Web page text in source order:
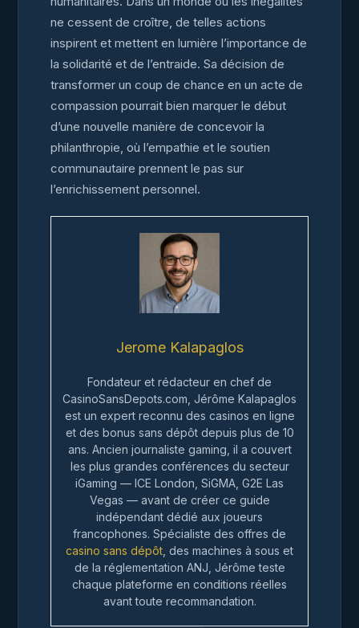
ne cessent de croître, de telles actions
inspirent et mettent en lumière l’importance de
la solidarité et de l’entraide. Sa décision de
transformer un coup de chance en un acte de
compassion pourrait bien marquer le début
d’une nouvelle manière de concevoir la
philanthropie, où l’empathie et le soutien
communautaire prennent le pas sur
l’enrichissement personnel.
Jerome Kalapaglos
Fondateur et rédacteur en chef de
CasinoSansDepots.com, Jérôme Kalapaglos
est un expert reconnu des casinos en ligne
et des bonus sans dépôt depuis plus de 10
ans. Ancien journaliste gaming, il a couvert
les plus grandes conférences du secteur
iGaming — ICE London, SiGMA, G2E Las
Vegas — avant de créer ce guide
indépendant dédié aux joueurs
francophones. Spécialiste des offres de
casino sans dépôt , des machines à sous et
de la réglementation ANJ, Jérôme teste
chaque plateforme en conditions réelles
avant toute recommandation.